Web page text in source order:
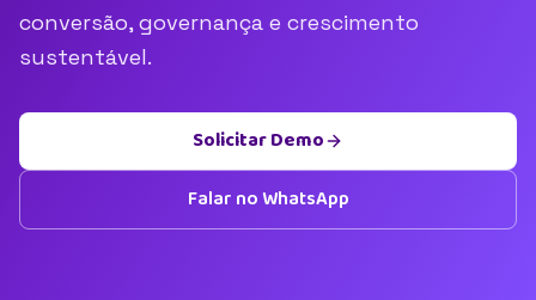
conversão, governança e crescimento
sustentável.
Solicitar Demo
Falar no WhatsApp